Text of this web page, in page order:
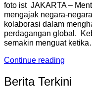
foto ist JAKARTA –
mengajak negara-
kolaborasi dalam
perdagangan global.
semakin menguat
Continue reading
Berita Terkini